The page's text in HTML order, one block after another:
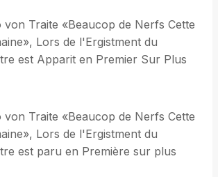
von Traite «Beaucop de Nerfs Cette
Lors de l'Ergistment du
est Apparit en Premier Sur Plus
von Traite «Beaucop de Nerfs Cette
Lors de l'Ergistment du
est paru en Première sur plus